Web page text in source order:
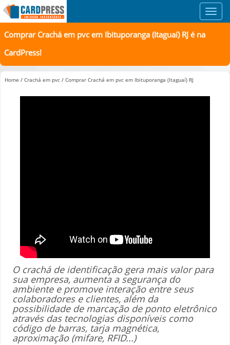
Comprar Crachá em pvc em Ibituporanga (Itaguaí) RJ é na
CardPress!
Home / Crachá em pvc / Comprar Crachá em pvc em Ibituporanga (Itaguaí) RJ
O crachá de identificação gera mais valor para
sua empresa, aumenta a segurança do
ambiente e promove interação entre seus
colaboradores e clientes, além da
possibilidade de marcação de ponto eletrônico
através das tecnologias disponíveis como
código de barras, tarja magnética,
aproximação (mifare, RFID...)